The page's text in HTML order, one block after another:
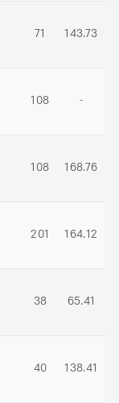
71 143.73
108 -
108 168.76
201 164.12
38 65.41
40 138.41